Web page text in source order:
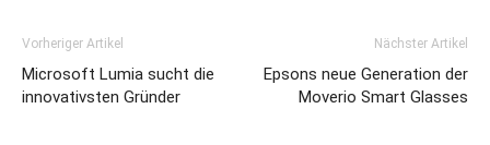
Vorheriger Artikel
Microsoft Lumia sucht die
innovativsten Gründer
Nächster Artikel
Epsons neue Generation der
Moverio Smart Glasses